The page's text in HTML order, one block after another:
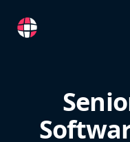
RemoteFR